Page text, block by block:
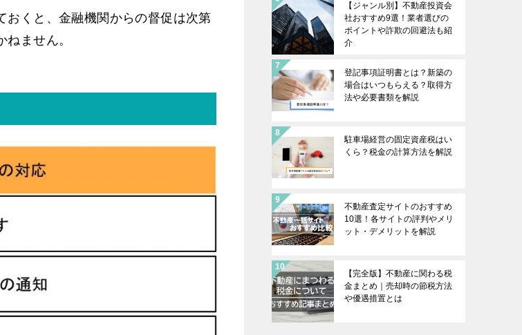
おくと、金融機関からの督促は次第
ません。
【ジャンル別】不動産投資会
社おすすめ9選！業者選びの
ポイントや詐欺の回避法も紹
介
登記事項証明書とは？新築の
場合はいつもらえる？取得方
法や必要書類を解説
駐車場経営の固定資産税はい
くら？税金の計算方法を解説
不動産査定サイトのおすすめ
10選！各サイトの評判やメリ
ット・デメリットを解説
【完全版】不動産に関わる税
金まとめ｜売却時の節税方法
や優遇措置とは